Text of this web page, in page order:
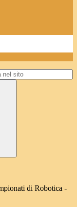
di Robotica -